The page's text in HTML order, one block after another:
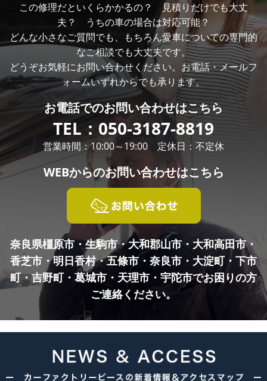
この修理だといくらかかるの？ 見積りだけでも大丈
夫？ うちの車の場合は対応可能？
どんな小さなご質問でも、もちろん愛車についての専門的
なご相談でも大丈夫です。
どうぞお気軽にお問い合わせください。お電話・メールフ
ォームいずれからでも承ります。
お電話でのお問い合わせはこちら
TEL： 050-3187-8819
営業時間：10:00～19:00 定休日：不定休
WEBからのお問い合わせはこちら
奈良県橿原市・生駒市・大和郡山市・大和高田市・
香芝市・明日香村・五條市・奈良市・ 大淀町・下市
町・吉野町・葛城市・天理市・宇陀市でお困りの方
ご連絡ください。